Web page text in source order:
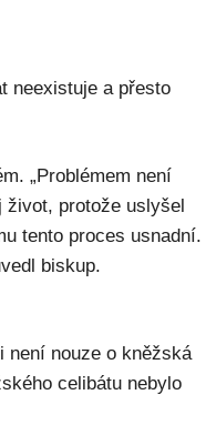
neexistuje a přesto
„Problémem není
protože uslyšel
tento proces usnadní.
biskup.
není nouze o kněžská
celibátu nebylo